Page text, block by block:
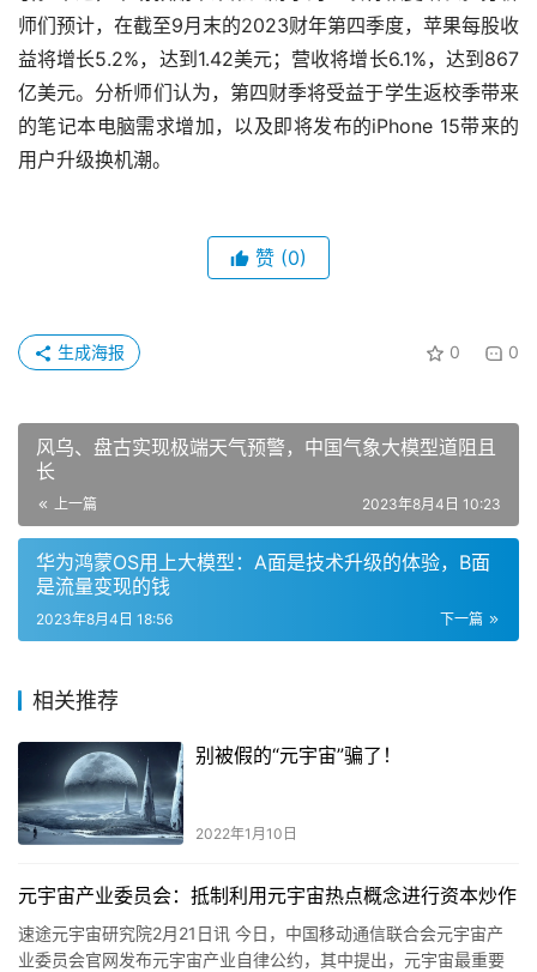
师们预计，在截至9月末的2023财年第四季度，苹果每股收
益将增长5.2%，达到1.42美元；营收将增长6.1%，达到867
亿美元。分析师们认为，第四财季将受益于学生返校季带来
的笔记本电脑需求增加，以及即将发布的iPhone 15带来的
用户升级换机潮。
赞 (0)
0 0
生成海报
风乌、盘古实现极端天气预警，中国气象大模型道阻且
长
上一篇 2023年8月4日 10:23
华为鸿蒙OS用上大模型：A面是技术升级的体验，B面
是流量变现的钱
下一篇
2023年8月4日 18:56
相关推荐
别被假的“元宇宙”骗了！
2022年1月10日
元宇宙产业委员会：抵制利用元宇宙热点概念进行资本炒作
速途元宇宙研究院2月21日讯 今日，中国移动通信联合会元宇宙产
业委员会官网发布元宇宙产业自律公约，其中提出，元宇宙最重要